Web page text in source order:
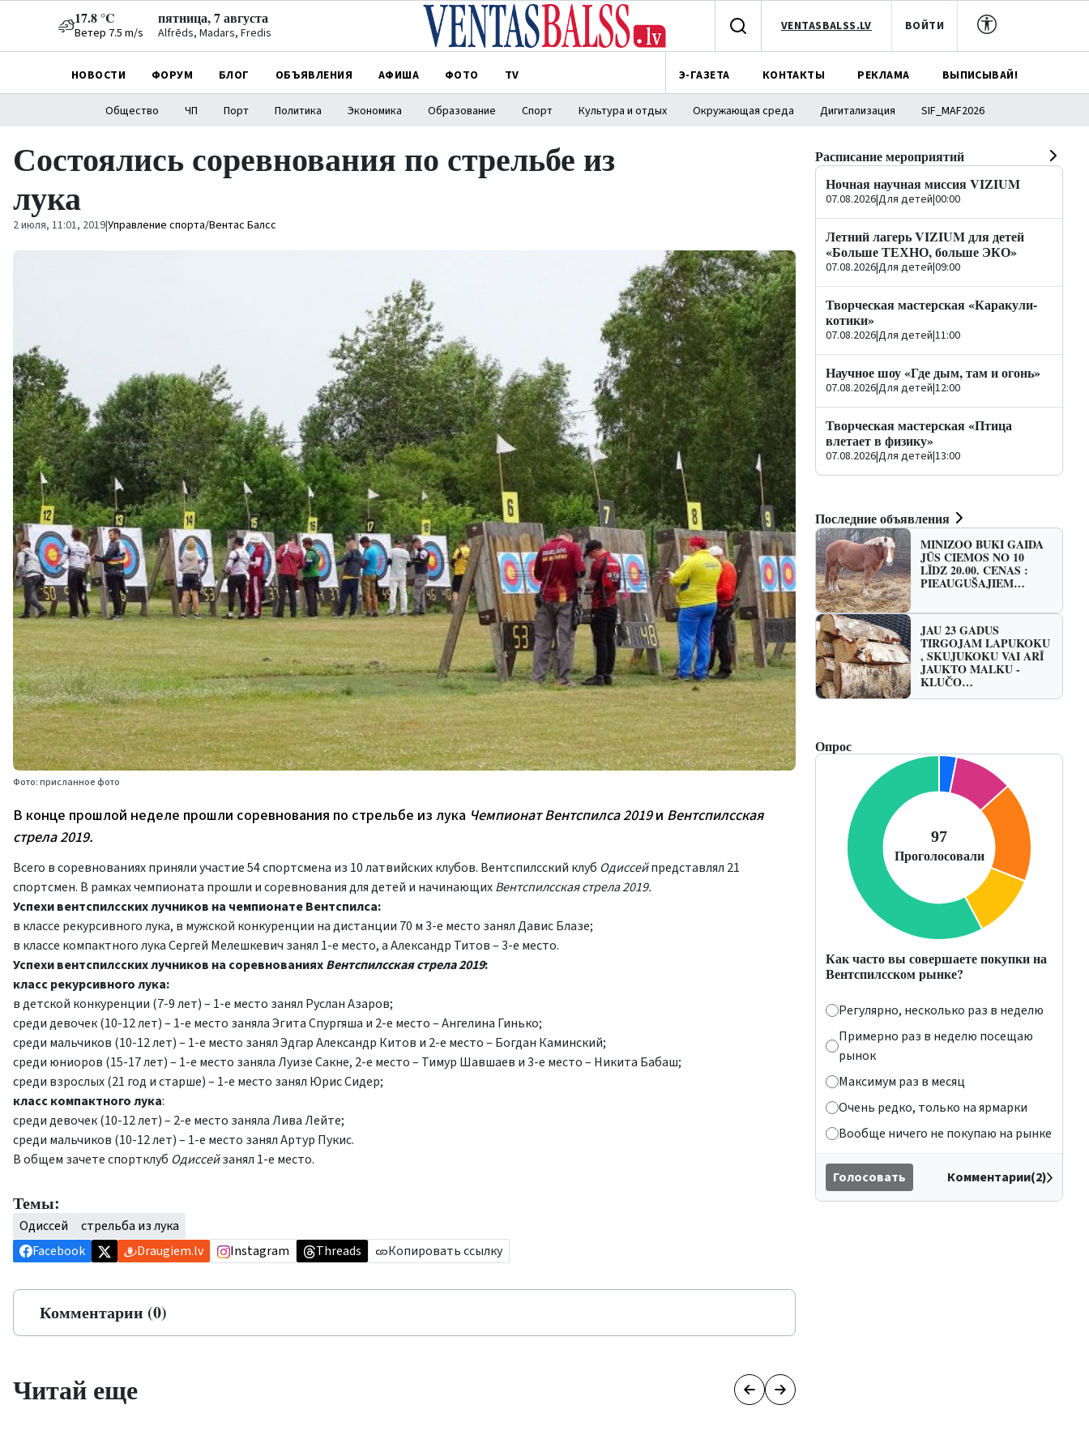
17.8 °C
Ветер 7.5 m/s
пятница, 7 августа
Alfrēds, Madars, Fredis VENTASBALSS.LV ВОЙТИ
НОВОСТИ ФОРУМ БЛОГ ОБЪЯВЛЕНИЯ АФИША ФОТО TV Э-ГАЗЕТА КОНТАКТЫ РЕКЛАМА ВЫПИСЫВАЙ!
Общество ЧП Порт Политика Экономика Образование Спорт Культура и отдых Окружающая среда Дигитализация SIF_MAF2026
Состоялись соревнования по стрельбе из
лука
2 июля, 11:01, 2019|Управление спорта/Вентас Балсс
Фото: присланное фото
В конце прошлой неделе прошли соревнования по стрельбе из лука Чемпионат Вентспилса 2019и Вентспилсская
стрела 2019.
Всего в соревнованиях приняли участие 54 спортсмена из 10 латвийских клубов. Вентспилсский клуб Одиссейпредставлял 21
спортсмен. В рамках чемпионата прошли и соревнования для детей и начинающихВентспилсская стрела 2019.
Успехи вентспилсских лучников на чемпионате Вентспилса:
в классе рекурсивного лука, в мужской конкуренции на дистанции 70 м 3-е место занял Давис Блазе;
в классе компактного лука Сергей Мелешкевич занял 1-е место, а Александр Титов – 3-е место.
Успехи вентспилсских лучников на соревнованияхВентспилсская стрела 2019:
класс рекурсивного лука:
в детской конкуренции (7-9 лет) – 1-е место занял Руслан Азаров;
среди девочек (10-12 лет) – 1-е место заняла Эгита Спургяша и 2-е место – Ангелина Гинько;
среди мальчиков (10-12 лет) – 1-е место занял Эдгар Александр Китов и 2-е место – Богдан Каминский;
среди юниоров (15-17 лет) – 1-е место заняла Луизе Сакне, 2-е место – Тимур Шавшаев и 3-е место – Никита Бабаш;
среди взрослых (21 год и старше) – 1-е место занял Юрис Сидер;
класс компактного лука:
среди девочек (10-12 лет) – 2-е место заняла Лива Лейте;
среди мальчиков (10-12 лет) – 1-е место занял Артур Пукис.
В общем зачете спортклуб Одиссейзанял 1-е место.
Темы:
Одиссей
стрельба из лука
Facebook
Draugiem.lv Instagram Threads Копировать ссылку
Комментарии (0)
Читай еще
Расписание мероприятий
Ночная научная миссия VIZIUM
07.08.2026|Для детей|00:00
Летний лагерь VIZIUM для детей
«Больше ТЕХНО, больше ЭКО»
07.08.2026|Для детей|09:00
Творческая мастерская «Каракули-
котики»
07.08.2026|Для детей|11:00
Научное шоу «Где дым, там и огонь»
07.08.2026|Для детей|12:00
Творческая мастерская «Птица
влетает в физику»
07.08.2026|Для детей|13:00
Последние объявления
MINIZOO BUKI GAIDA
JŪS CIEMOS NO 10
LĪDZ 20.00. CENAS :
PIEAUGUŠAJIEM…
JAU 23 GADUS
TIRGOJAM LAPUKOKU
, SKUJUKOKU VAI ARĪ
JAUKTO MALKU -
KLUČO…
Опрос
Как часто вы совершаете покупки на
Вентспилсском рынке?
Регулярно, несколько раз в неделю
Примерно раз в неделю посещаю
рынок
Максимум раз в месяц
Очень редко, только на ярмарки
Вообще ничего не покупаю на рынке
Голосовать Комментарии(2)